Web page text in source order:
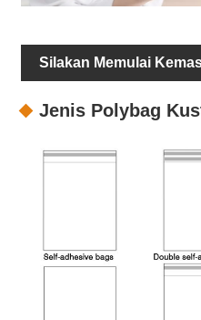
Silakan Memulai
Jenis Polybag